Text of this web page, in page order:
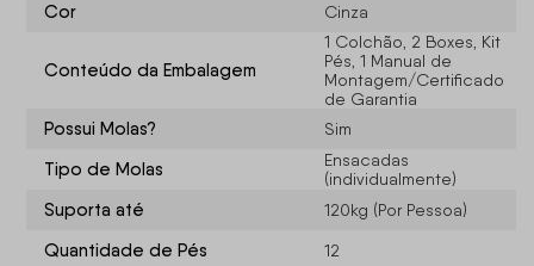
Cor Cinza
Conteúdo da Embalagem
1 Colchão, 2 Boxes, Kit
Pés, 1 Manual de
Montagem/Certificado
de Garantia
Possui Molas? Sim
Tipo de Molas
Ensacadas
(individualmente)
Suporta até 120kg (Por Pessoa)
Quantidade de Pés 12